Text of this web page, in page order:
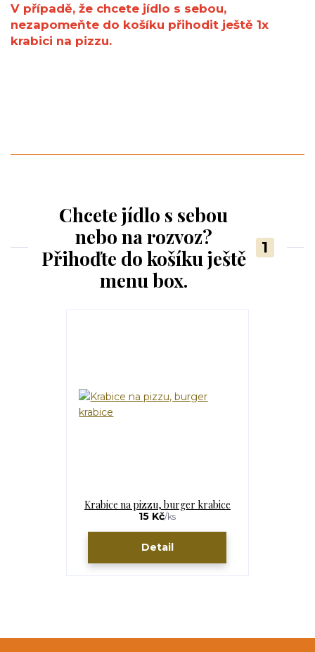
V případě, že chcete jídlo s sebou,
nezapomeňte do košíku přihodit ještě 1x
krabici na pizzu.
Chcete jídlo s sebou
nebo na rozvoz?
Přihoďte do košíku ještě
menu box.
1
Krabice na pizzu, burger krabice
15 Kč/ks
Detail